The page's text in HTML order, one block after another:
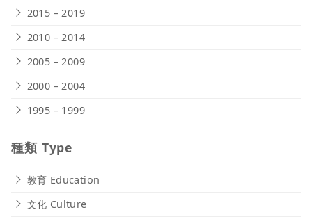
2015 – 2019
2010 – 2014
2005 – 2009
2000 – 2004
1995 – 1999
種類 Type
教育 Education
文化 Culture